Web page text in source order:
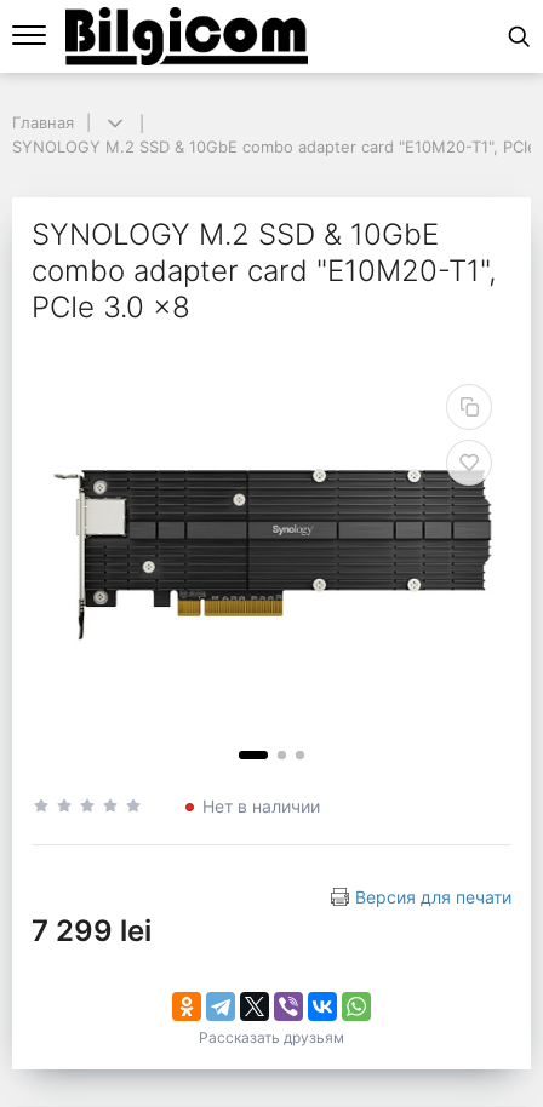
SYNOLOGY M.2 SSD & 10GbE combo adapter card "E10M20-T1", PCIe
SYNOLOGY M.2 SSD
Главная
SYNOLOGY M.2 SSD & 10GbE combo adapter card "E10M20-T1",
SYNOLOGY M.2 SSD & 10GbE
combo adapter card "E10M20-T1",
PCIe 3.0 x8
Нет в наличии
Версия для печати
7 299 lei
Рассказать друзьям